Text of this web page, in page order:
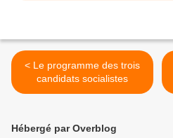
< Le programme des trois
candidats socialistes
Hébergé par Overblog